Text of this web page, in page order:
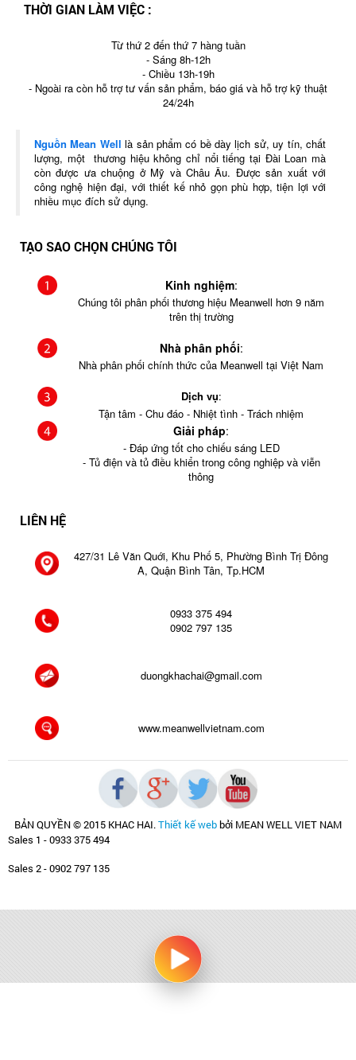
THỜI GIAN LÀM VIỆC :
Từ thứ 2 đến thứ 7 hàng tuần
- Sáng 8h-12h
- Chiều 13h-19h
- Ngoài ra còn hỗ trợ tư vấn sản phẩm, báo giá và hỗ trợ kỹ thuật
24/24h
Nguồn Mean Well là sản phẩm có bề dày lịch sử, uy tín, chất
lượng, một thương hiệu không chỉ nổi tiếng tại Đài Loan mà
còn được ưa chuộng ở Mỹ và Châu Âu. Được sản xuất với
công nghệ hiện đại, với thiết kế nhỏ gọn phù hợp, tiện lợi với
nhiều mục đích sử dụng.
TẠO SAO CHỌN CHÚNG TÔI
Kinh nghiệm:
Chúng tôi phân phối thương hiệu Meanwell hơn 9 năm
trên thị trường
Nhà phân phối:
Nhà phân phối chính thức của Meanwell tại Việt Nam
Dịch vụ:
Tận tâm - Chu đáo - Nhiệt tình - Trách nhiệm
Giải pháp:
- Đáp ứng tốt cho chiếu sáng LED
- Tủ điện và tủ điều khiển trong công nghiệp và viễn
thông
LIÊN HỆ
427/31 Lê Văn Quới, Khu Phố 5, Phường Bình Trị Đông
A, Quận Bình Tân, Tp.HCM
0933 375 494
0902 797 135
duongkhachai@gmail.com
www.meanwellvietnam.com
BẢN QUYỀN © 2015 KHAC HAI.Thiết kế webbởi MEAN WELL VIET NAM
Sales 1 - 0933 375 494
Sales 2 - 0902 797 135